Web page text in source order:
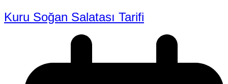
Kuru Soğan Salatası Tarifi